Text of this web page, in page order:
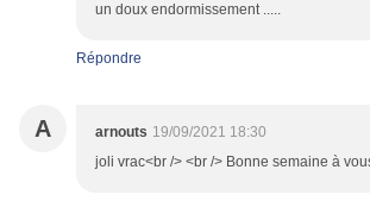
un doux endormissement .....
Répondre
A arnouts 19/09/2021 18:30
joli vrac<br /> <br /> Bonne semaine à